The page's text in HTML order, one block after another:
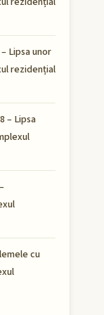
Lipsa unor
rezidențial
– Lipsa
cu